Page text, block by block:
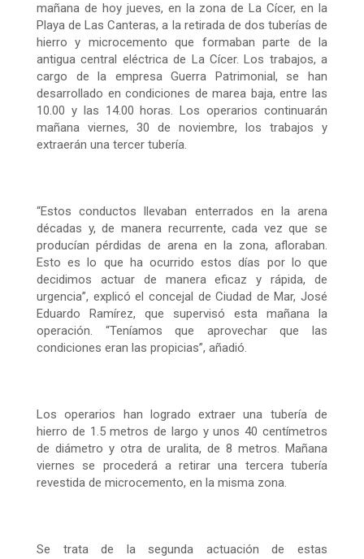
mañana de hoy jueves, en la zona de La Cícer, en la
Playa de Las Canteras, a la retirada de dos tuberías de
hierro y microcemento que formaban parte de la
antigua central eléctrica de La Cícer. Los trabajos, a
cargo de la empresa Guerra Patrimonial, se han
desarrollado en condiciones de marea baja, entre las
10.00 y las 14.00 horas. Los operarios continuarán
mañana viernes, 30 de noviembre, los trabajos y
extraerán una tercer tubería.
“Estos conductos llevaban enterrados en la arena
décadas y, de manera recurrente, cada vez que se
producían pérdidas de arena en la zona, afloraban.
Esto es lo que ha ocurrido estos días por lo que
decidimos actuar de manera eficaz y rápida, de
urgencia”, explicó el concejal de Ciudad de Mar, José
Eduardo Ramírez, que supervisó esta mañana la
operación. “Teníamos que aprovechar que las
condiciones eran las propicias”, añadió.
Los operarios han logrado extraer una tubería de
hierro de 1.5 metros de largo y unos 40 centímetros
de diámetro y otra de uralita, de 8 metros. Mañana
viernes se procederá a retirar una tercera tubería
revestida de microcemento, en la misma zona.
Se trata de la segunda actuación de estas